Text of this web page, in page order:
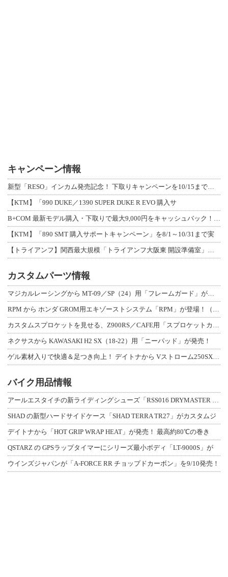
キャンペーン情報
【KTM】「990 DUKE／1390 SUPER DUKE R EVO 購入サ
【KTM】「890 SMT 購入サポートキャンペーン」を8/1～10/31まで実
カスタムパーツ情報
ネクサスから KAWASAKI H2 SX（18-22）用「ニーパッド」が発売！
バイク用品情報
SHAD の新型ハードサイドケース「SHAD TERRA TR27」がカスタムジ
デイトナから「HOT GRIP WRAP HEAT」が発売！ 最高約80℃の巻き
QSTARZ の GPSラップタイマーにシリーズ最小ボディ「LT-9000S」が
ウインズジャパンが「A-FORCE RR チョップドカーボン」を9/10発売！